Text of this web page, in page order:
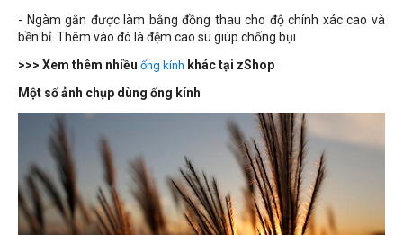
- Ngàm gắn được làm bằng đồng thau cho độ chính xác cao và
bền bỉ. Thêm vào đó là đệm cao su giúp chống bụi
>>> Xem thêm nhiều ống kính khác tại zShop
Một số ảnh chụp dùng ống kính